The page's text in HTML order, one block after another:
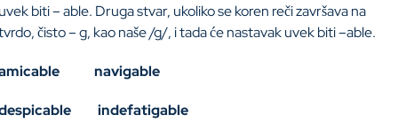
biti – able. Druga stvar, ukoliko se koren reči završava na
čisto – g, kao naše /g/, i tada će nastavak uvek biti –able.
navigable
indefatigable